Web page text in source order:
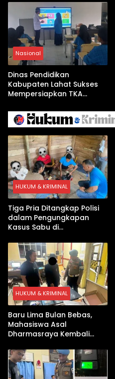
Nasional
Dinas Pendidikan
Kabupaten Lahat Sukses
Mempersiapkan TKA
Pembekalan Latihan Soal
Tanpa Internet
HUKUM & KRIMINAL
Tiga Pria Ditangkap Polisi
dalam Pengungkapan
Kasus Sabu di
Digital hingga Bong Disita
HUKUM & KRIMINAL
Baru Lima Bulan Bebas,
Mahasiswa Asal
Dharmasraya Kembali